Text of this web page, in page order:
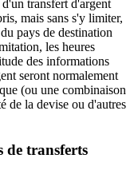
transfert d'argent
mais sans s'y limiter,
pays de destination
les heures
des informations
seront normalement
(ou une combinaison
de la devise ou d'autres
de transferts